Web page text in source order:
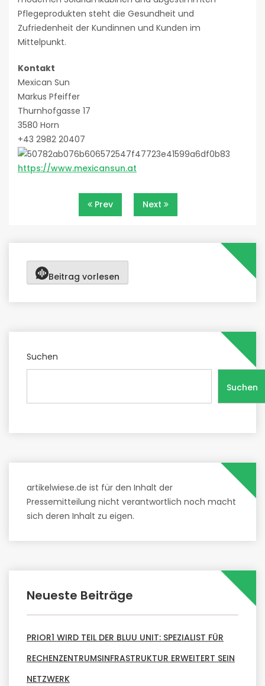
Pflegeprodukten steht die Gesundheit und
Zufriedenheit der Kundinnen und Kunden im
Mittelpunkt.
Kontakt
Mexican Sun
Markus Pfeiffer
Thurnhofgasse 17
3580 Horn
+43 2982 20407
https://www.mexicansun.at
Beitragsnavigation
Prev Next
Beitrag vorlesen
Suchen
Suchen
artikelwiese.de ist für den Inhalt der
Pressemitteilung nicht verantwortlich noch macht
sich deren Inhalt zu eigen.
Neueste Beiträge
PRIOR1 WIRD TEIL DER BLUU UNIT: SPEZIALIST FÜR
RECHENZENTRUMSINFRASTRUKTUR ERWEITERT SEIN
NETZWERK